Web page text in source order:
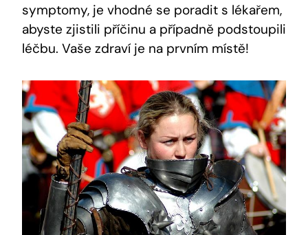
symptomy, je vhodné se poradit s lékařem,
abyste zjistili příčinu a případně podstoupili
léčbu. Vaše zdraví je na prvním místě!